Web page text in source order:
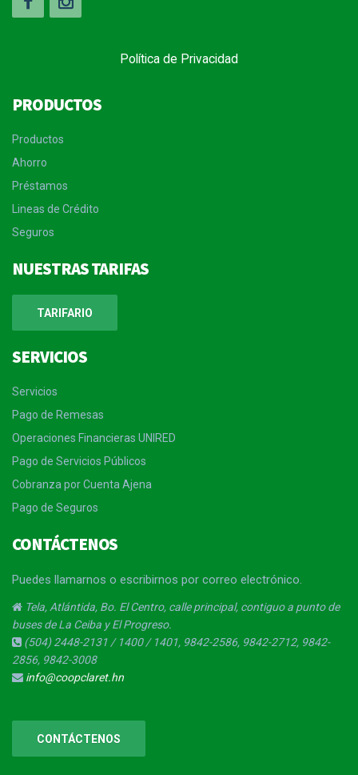
Política de Privacidad
PRODUCTOS
Productos
Ahorro
Préstamos
Lineas de Crédito
Seguros
NUESTRAS TARIFAS
TARIFARIO
SERVICIOS
Servicios
Pago de Remesas
Operaciones Financieras UNIRED
Pago de Servicios Públicos
Cobranza por Cuenta Ajena
Pago de Seguros
CONTÁCTENOS
Puedes llamarnos o escribirnos por correo electrónico.
Tela, Atlántida, Bo. El Centro, calle principal, contiguo a punto de
buses de La Ceiba y El Progreso.
(504) 2448-2131 / 1400 / 1401, 9842-2586, 9842-2712, 9842-
2856, 9842-3008
info@coopclaret.hn
CONTÁCTENOS